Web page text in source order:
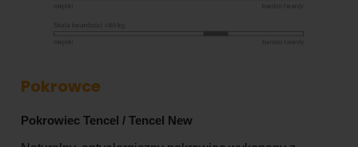
Pokrowce
Pokrowiec Tencel / Tencel New